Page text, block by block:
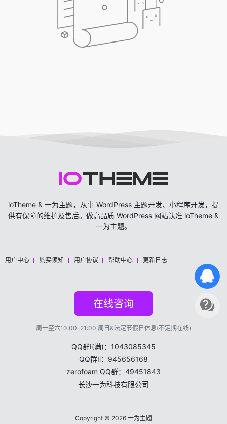
ioTheme & 一为主题，从事 WordPress 主题开发、小程序开发，提
供有保障的维护及售后。做高品质 WordPress 网站认准 ioTheme &
一为主题。
用户中心 购买须知 用户协议 帮助中心 更新日志
在线咨询
周一至六10:00-21:00,周日&法定节假日休息(不定期在线)
QQ群Ⅰ(满)：1043085345
QQ群Ⅱ： 945656168
zerofoam QQ群：49451843
长沙一为科技有限公司
Copyright © 2026 一为主题